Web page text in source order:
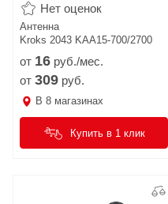
Нет оценок
Антенна
Kroks 2043 KAA15-700/2700
от 16 руб./мес.
от 309 руб.
В 8 магазинах
Купить в 1 клик